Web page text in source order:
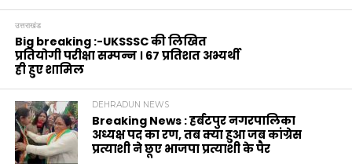
उत्तराखंड
Big breaking :-UKSSSC की लिखित
प्रतियोगी परीक्षा सम्पन्न । 67 प्रतिशत अभ्यर्थी
ही हुए शामिल
DEHRADUN NEWS
Breaking News : हर्बटपुर नगरपालिका
अध्यक्ष पद का रण, तब क्या हुआ जब कांग्रेस
प्रत्याशी ने छूए भाजपा प्रत्याशी के पैर